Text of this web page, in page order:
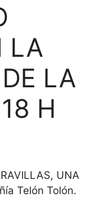
LA
LA
H
UNA
Telón Tolón.